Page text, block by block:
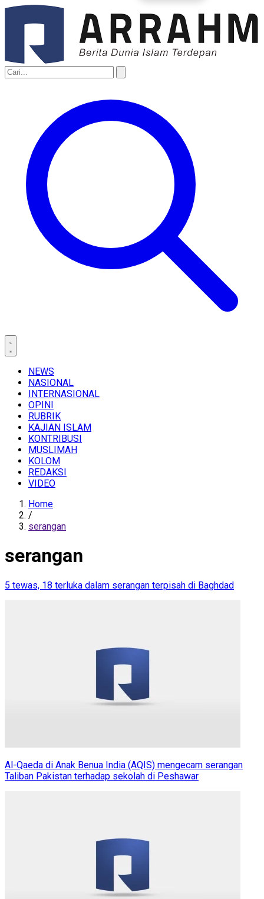
NEWS
NASIONAL
INTERNASIONAL
OPINI
RUBRIK
KAJIAN ISLAM
KONTRIBUSI
MUSLIMAH
KOLOM
REDAKSI
VIDEO
Home
/
serangan
serangan
5 tewas, 18 terluka dalam serangan terpisah di Baghdad
Al-Qaeda di Anak Benua India (AQIS) mengecam serangan
Taliban Pakistan terhadap sekolah di Peshawar